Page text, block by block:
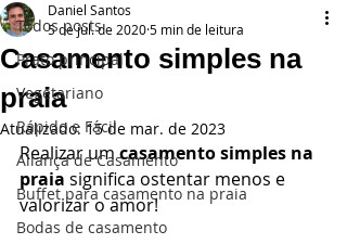
Todos posts
Prato principal
Vegetariano
Rápido e Fácil
Aliança de Casamento
Buffet para casamento na praia
Bodas de casamento
Casamento simples na
praia
Daniel Santos
5 de jul. de 20205 min de leitura
Atualizado: 15 de mar. de 2023
Realizar um casamento simples na
praia significa ostentar menos e
valorizar o amor!